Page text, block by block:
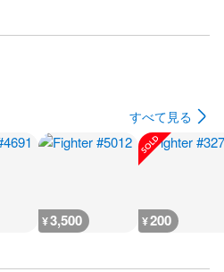
すべて見る
¥3,500 ¥200